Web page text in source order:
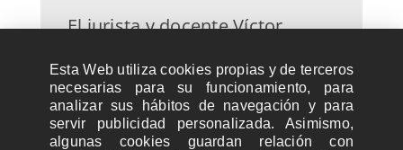
El jurista y docente Víctor
paz de León XIV a raíz de un
nuevo libro que recopila las
intervenciones del Papa
Esta Web utiliza cookies propias y de terceros
necesarias para su funcionamiento, para
analizar sus hábitos de navegación y para
servir publicidad personalizada. Asimismo,
algunas cookies guardan relación con